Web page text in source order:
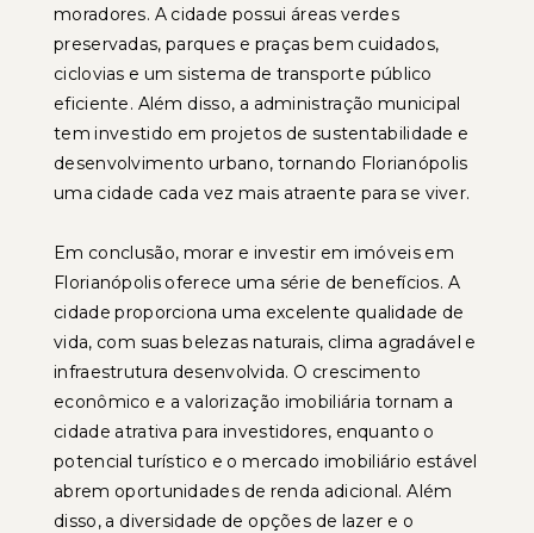
moradores. A cidade possui áreas verdes
preservadas, parques e praças bem cuidados,
ciclovias e um sistema de transporte público
eficiente. Além disso, a administração municipal
tem investido em projetos de sustentabilidade e
desenvolvimento urbano, tornando Florianópolis
uma cidade cada vez mais atraente para se viver.
Em conclusão, morar e investir em imóveis em
Florianópolis oferece uma série de benefícios. A
cidade proporciona uma excelente qualidade de
vida, com suas belezas naturais, clima agradável e
infraestrutura desenvolvida. O crescimento
econômico e a valorização imobiliária tornam a
cidade atrativa para investidores, enquanto o
potencial turístico e o mercado imobiliário estável
abrem oportunidades de renda adicional. Além
disso, a diversidade de opções de lazer e o